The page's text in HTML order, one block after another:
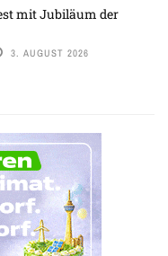
mit Jubiläum der
3. AUGUST 2026